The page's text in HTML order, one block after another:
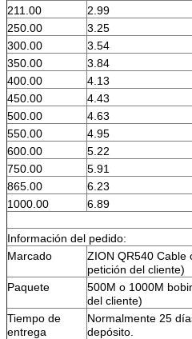
211.00
2.99
250.00
3.25
300.00
3.54
350.00
3.84
400.00
4.13
450.00
4.43
500.00
4.63
550.00
4.95
600.00
5.22
750.00
5.91
865.00
6.23
1000.00
6.89
Información del pedido:
Marcado
ZION QR540 Cable
petición del cliente)
Paquete
500M o 1000M
del cliente)
Tiempo de
entrega
Normalmente 25
depósito.